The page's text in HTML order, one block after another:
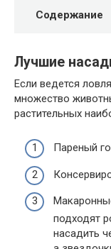
Содержание
Лучшие
Если ведется
множество
растительных
Пареный
подходят
насадить